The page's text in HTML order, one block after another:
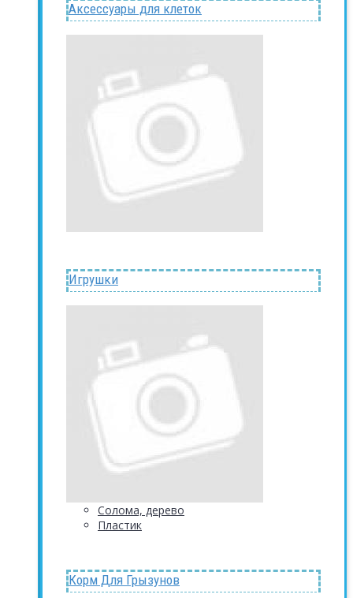
Аксессуары для клеток
Игрушки
Солома, дерево
Пластик
Корм Для Грызунов